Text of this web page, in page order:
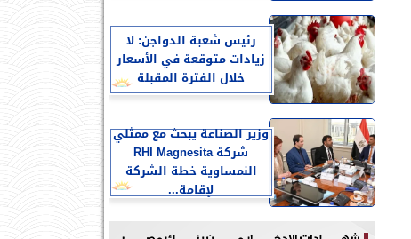
رئيس شعبة الدواجن: لا
زيادات متوقعة في الأسعار
خلال الفترة المقبلة
وزير الصناعة يبحث مع ممثلي
شركة RHI Magnesita
النمساوية خطة الشركة
لإقامة...